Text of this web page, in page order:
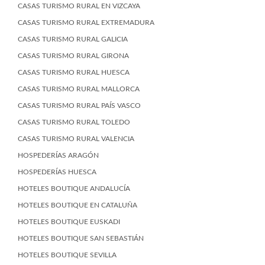
CASAS TURISMO RURAL EN VIZCAYA
CASAS TURISMO RURAL EXTREMADURA
CASAS TURISMO RURAL GALICIA
CASAS TURISMO RURAL GIRONA
CASAS TURISMO RURAL HUESCA
CASAS TURISMO RURAL MALLORCA
CASAS TURISMO RURAL PAÍS VASCO
CASAS TURISMO RURAL TOLEDO
CASAS TURISMO RURAL VALENCIA
HOSPEDERÍAS ARAGÓN
HOSPEDERÍAS HUESCA
HOTELES BOUTIQUE ANDALUCÍA
HOTELES BOUTIQUE EN CATALUÑA
HOTELES BOUTIQUE EUSKADI
HOTELES BOUTIQUE SAN SEBASTIÁN
HOTELES BOUTIQUE SEVILLA